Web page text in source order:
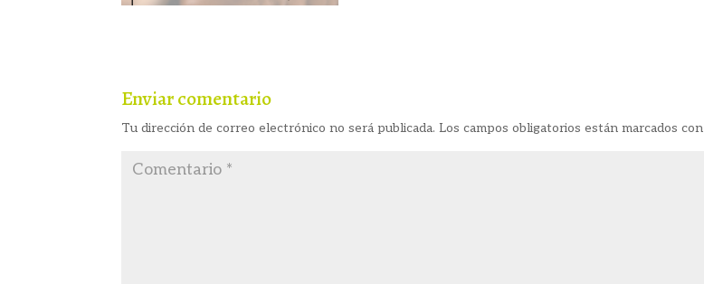
Enviar comentario
Tu dirección de correo electrónico no será publicada. Los campos obligatorios están marcados con